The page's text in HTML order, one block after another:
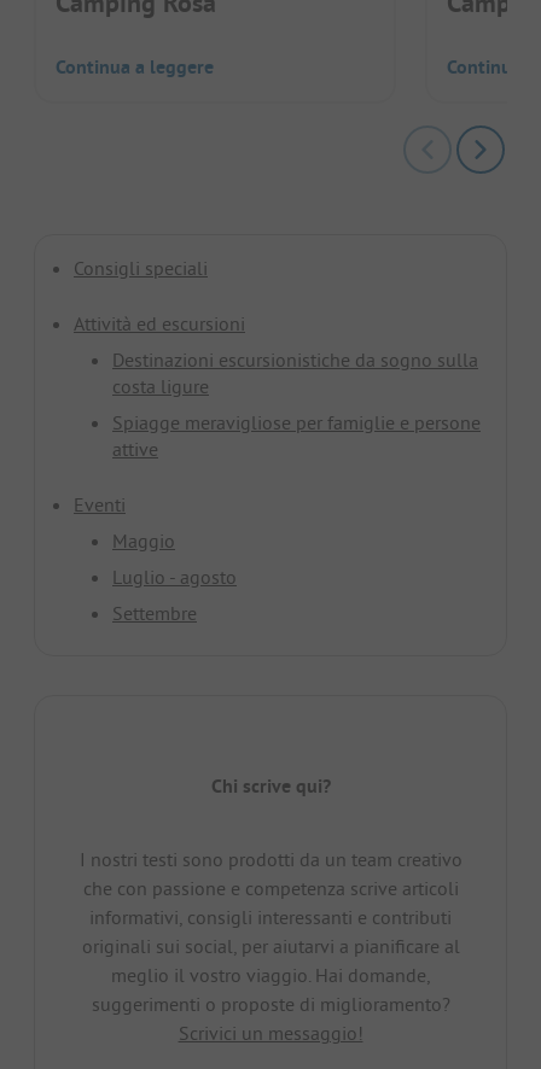
Continua a leggere Continua
Consigli speciali
Attività ed escursioni
Destinazioni escursionistiche da sogno sulla
costa ligure
Spiagge meravigliose per famiglie e persone
attive
Eventi
Maggio
Luglio - agosto
Settembre
Chi scrive qui?
I nostri testi sono prodotti da un team creativo
che con passione e competenza scrive articoli
informativi, consigli interessanti e contributi
originali sui social, per aiutarvi a pianificare al
meglio il vostro viaggio. Hai domande,
suggerimenti o proposte di miglioramento?
Scrivici un messaggio!